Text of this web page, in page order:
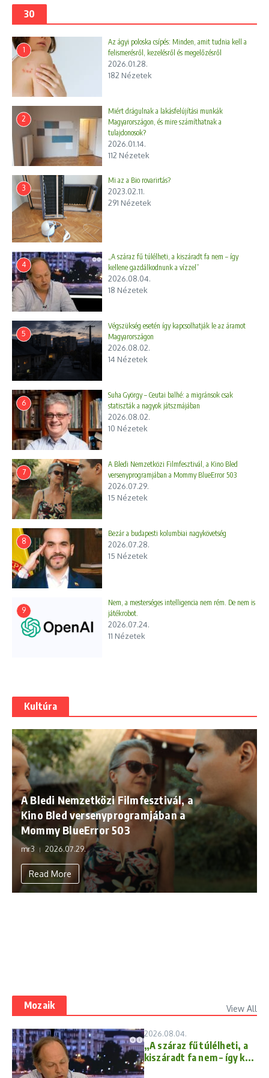
30
1
Az ágyi poloska csípés: Minden, amit tudnia kell a
felismerésről, kezelésről és megelőzésről
2026.01.28.
182 Nézetek
2
Miért drágulnak a lakásfelújítási munkák
Magyarországon, és mire számíthatnak a
tulajdonosok?
2026.01.14.
112 Nézetek
3
Mi az a Bio rovarirtás?
2023.02.11.
291 Nézetek
4
„A száraz fű túlélheti, a kiszáradt fa nem – így
kellene gazdálkodnunk a vízzel”
2026.08.04.
18 Nézetek
5
Végszükség esetén így kapcsolhatják le az áramot
Magyarországon
2026.08.02.
14 Nézetek
6
Suha György – Ceutai balhé: a migránsok csak
statiszták a nagyok játszmájában
2026.08.02.
10 Nézetek
7
A Bledi Nemzetközi Filmfesztivál, a Kino Bled
versenyprogramjában a Mommy BlueError 503
2026.07.29.
15 Nézetek
8
Bezár a budapesti kolumbiai nagykövetség
2026.07.28.
15 Nézetek
9
Nem, a mesterséges intelligencia nem rém. De nem is
játékrobot.
2026.07.24.
11 Nézetek
Kultúra
A Bledi Nemzetközi Filmfesztivál, a
Kino Bled versenyprogramjában a
Mommy BlueError 503
mr3 2026.07.29.
Read More
Mozaik View All
2026.08.04.
„A száraz fű túlélheti, a
kiszáradt fa nem – így k...